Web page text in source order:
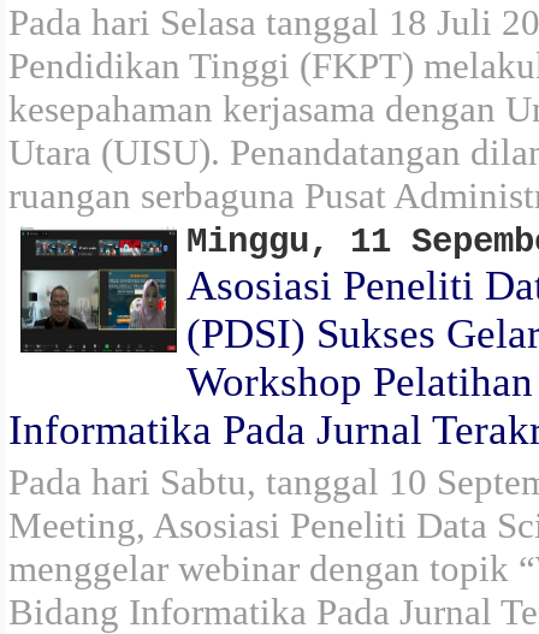
Pada hari Selasa tanggal 18 Juli
Pendidikan Tinggi (FKPT)
kesepahaman kerjasama dengan
Utara (UISU). Penandatangan
ruangan serbaguna Pusat
Minggu, 11
Asosiasi Peneliti
(PDSI) Sukses
Workshop
Informatika Pada Jurnal
Pada hari Sabtu, tanggal 10
Meeting, Asosiasi Peneliti Data
menggelar webinar dengan topik
Bidang Informatika Pada Jurnal